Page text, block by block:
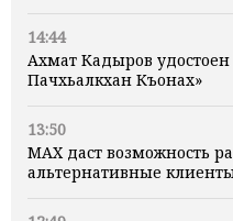
14:44
Ахмат Кадыров
Пачхьалкхан Къонах»
13:50
MAX даст возможность
альтернативные